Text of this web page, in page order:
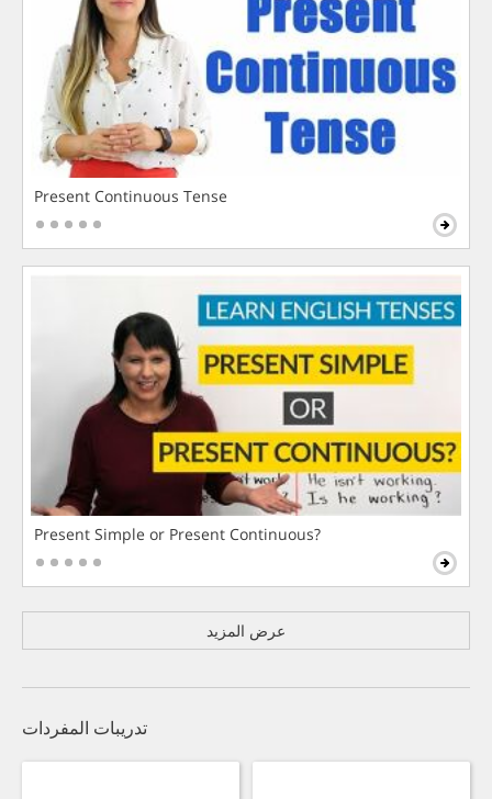
Present Continuous Tense
Present Simple or Present Continuous?
عرض المزيد
تدريبات المفردات